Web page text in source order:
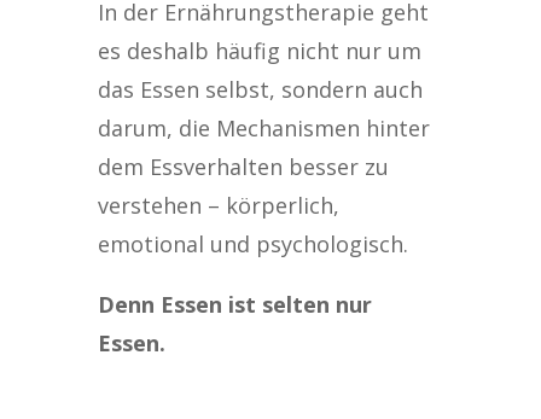
In der Ernährungstherapie geht
es deshalb häufig nicht nur um
das Essen selbst, sondern auch
darum, die Mechanismen hinter
dem Essverhalten besser zu
verstehen – körperlich,
emotional und psychologisch.
Denn Essen ist selten nur
Essen.